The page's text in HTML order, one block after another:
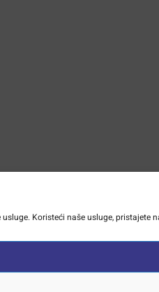
Koristeći naše usluge, pristajete